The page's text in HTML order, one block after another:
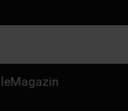
Magazin